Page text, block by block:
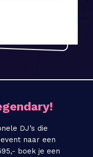
DJ’s die
naar een
boek je een